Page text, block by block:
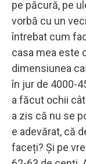
pe păcură, pe
vorbă cu un
întrebat cum
casa mea este
dimensiunea
în jur de 4000-
a făcut ochii
a zis că nu se
e adevărat, că
faceți? Și pe